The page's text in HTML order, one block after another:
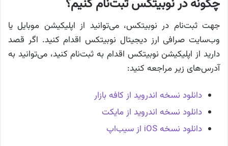
چگونه در نوبیتکس ثبت‌نام کنیم؟
جهت ثبت‌نام در نوبیتکس، می‌توانید از اپلیکیشن موبایل یا
وب‌سایت صرافی ارز دیجیتال نوبیتکس اقدام کنید. اگر قصد
دارید از اپلیکیشن نوبیتکس اقدام به ثبت‌نام کنید، می‌توانید به
آدرس‌های زیر مراجعه کنید:
دانلود نسخه اندروید از کافه بازار
دانلود نسخه اندروید از مایکت
دانلود نسخه iOS از سیب‌اپ